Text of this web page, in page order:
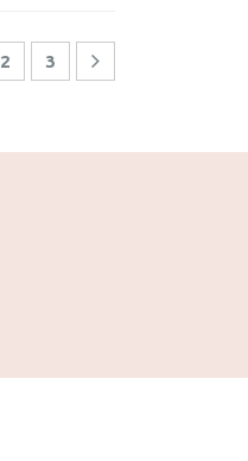
2 3